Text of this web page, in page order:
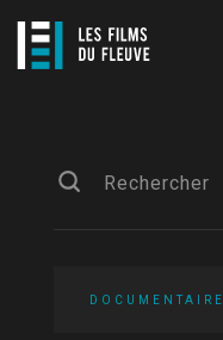
DOCUMENTAIRE